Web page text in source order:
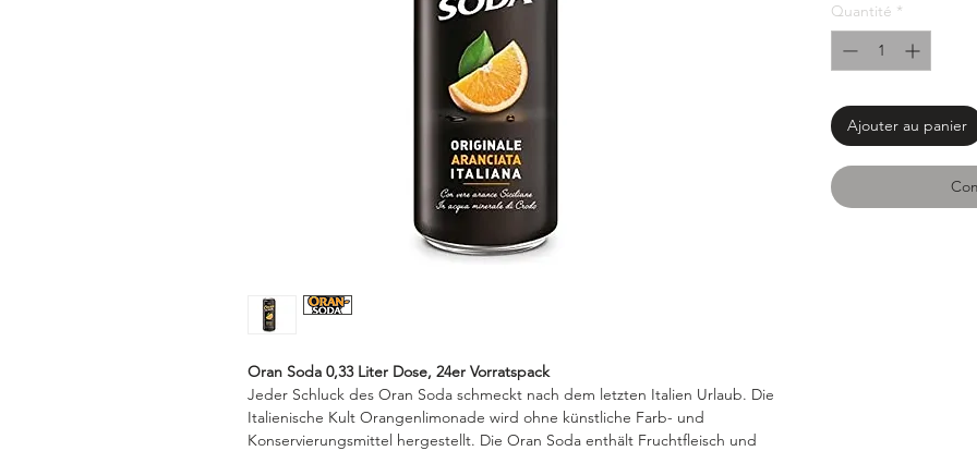
Oran Soda 0,33 Liter Dose, 24er Vorratspack
Jeder Schluck des Oran Soda schmeckt nach dem letzten Italien Urlaub. Die
Italienische Kult Orangenlimonade wird ohne künstliche Farb- und
Konservierungsmittel hergestellt. Die Oran Soda enthält Fruchtfleisch und
Quantité *
Ajouter au panier